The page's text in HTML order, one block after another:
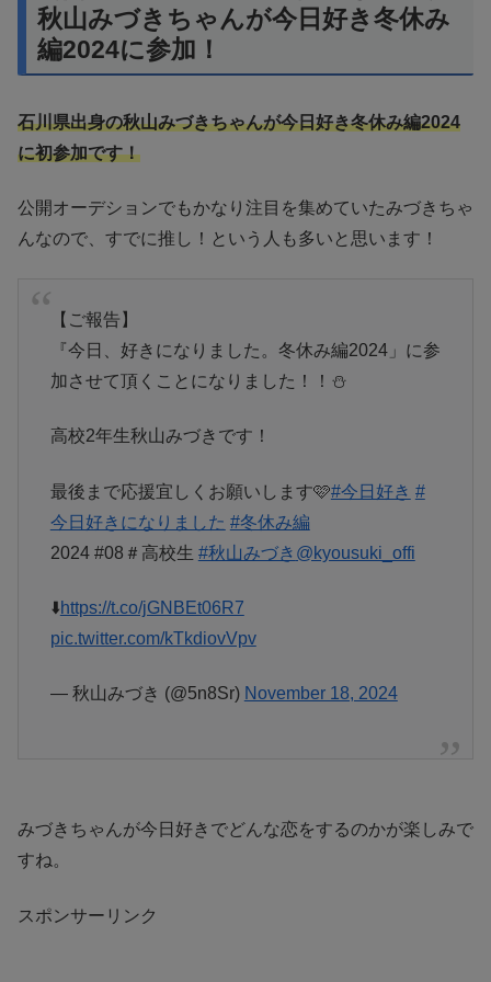
秋山みづきちゃんが今日好き冬休み
編2024に参加！
石川県出身の秋山みづきちゃんが今日好き冬休み編2024
に初参加です！
公開オーデションでもかなり注目を集めていたみづきちゃ
んなので、すでに推し！という人も多いと思います！
【ご報告】
『今日、好きになりました。冬休み編2024」に参
加させて頂くことになりました！！⛄️
高校2年生秋山みづきです！
最後まで応援宜しくお願いします🩷#今日好き #
今日好きになりました #冬休み編
2024 #08＃高校生 #秋山みづき @kyousuki_offi
⬇️https://t.co/jGNBEt06R7
pic.twitter.com/kTkdiovVpv
— 秋山みづき (@5n8Sr) November 18, 2024
みづきちゃんが今日好きでどんな恋をするのかが楽しみで
すね。
スポンサーリンク